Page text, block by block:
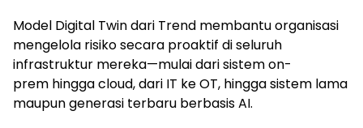
Model Digital Twin dari Trend membantu organisasi
mengelola risiko secara proaktif di seluruh
infrastruktur mereka—mulai dari sistem on-
prem hingga cloud, dari IT ke OT, hingga sistem lama
maupun generasi terbaru berbasis AI.